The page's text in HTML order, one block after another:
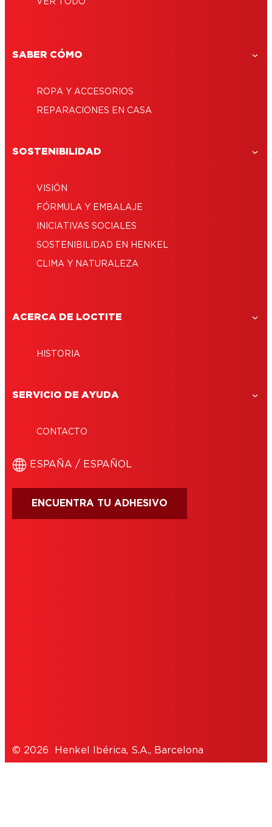
Inspírate con todos los proyectos que se
VER TODO
SABER CÓMO
ROPA Y ACCESORIOS
REPARACIONES EN CASA
SOSTENIBILIDAD
VISIÓN
FÓRMULA Y EMBALAJE
INICIATIVAS SOCIALES
SOSTENIBILIDAD EN HENKEL
CLIMA Y NATURALEZA
ACERCA DE LOCTITE
HISTORIA
SERVICIO DE AYUDA
CONTACTO
ESPAÑA / ESPAÑOL
ENCUENTRA TU ADHESIVO
© 2026 Henkel Ibérica, S.A., Barcelona